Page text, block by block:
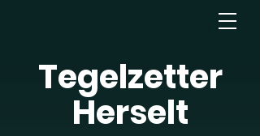
Tegelzetter
Herselt